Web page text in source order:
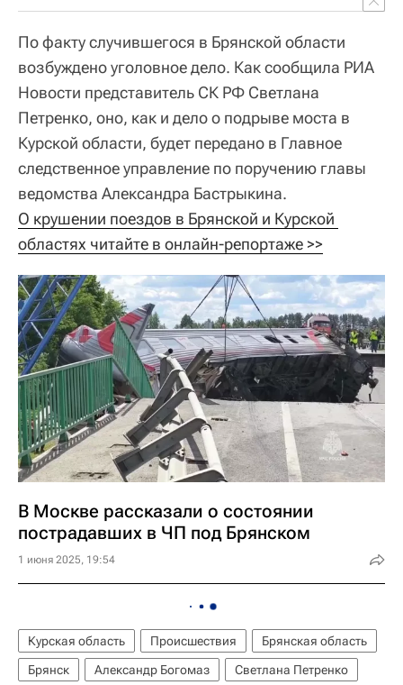
По факту случившегося в Брянской области
возбуждено уголовное дело. Как сообщила РИА
Новости представитель СК РФ Светлана
Петренко, оно, как и дело о подрыве моста в
Курской области, будет передано в Главное
следственное управление по поручению главы
ведомства Александра Бастрыкина.
О крушении поездов в Брянской и Курской
областях читайте в онлайн-репортаже >>
В Москве рассказали о состоянии
пострадавших в ЧП под Брянском
1 июня 2025, 19:54
Курская область Происшествия
Брянская область
Брянск
Александр Богомаз
Светлана Петренко